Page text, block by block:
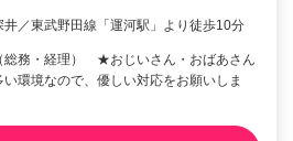
／東武野田線「運河駅」より徒歩10分
総務・経理） ★おじいさん・おばあさん
い環境なので、優しい対応をお願いしま